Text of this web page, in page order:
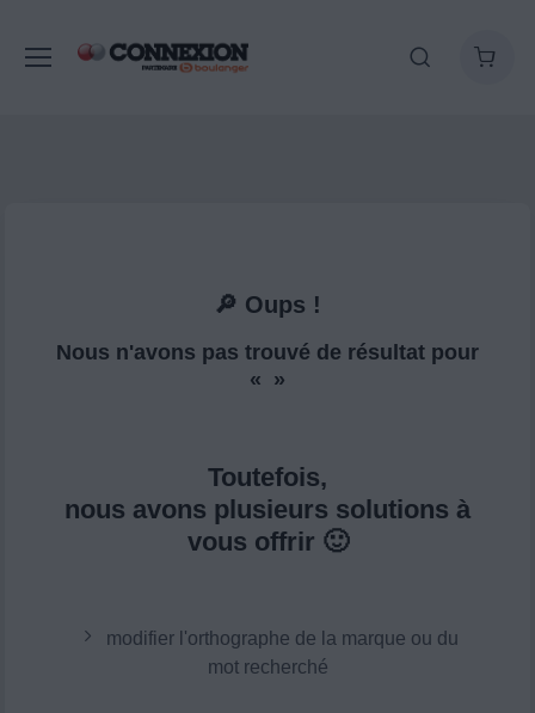
🔎 Oups !
Nous n'avons pas trouvé de résultat pour
« »
Toutefois,
nous avons plusieurs solutions à
vous offrir 🙂
modifier l'orthographe de la marque ou du
mot recherché